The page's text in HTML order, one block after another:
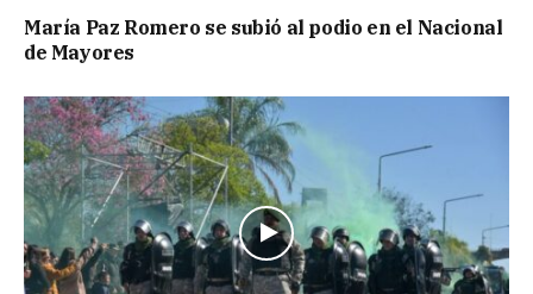
María Paz Romero se subió al podio en el Nacional
de Mayores